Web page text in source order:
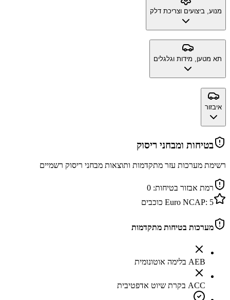
מנוע, ביצועים וצריכת דלק
תא מטען, מידות וגלגלים
איבזור
בטיחות ומבחני ריסוק
רשימת מערכות עזר מתקדמות ותוצאות מבחני ריסוק רשמיים
רמת אבזור בטיחות: 0
Euro NCAP: 5 כוכבים
מערכות בטיחות מתקדמות
AEB בלימה אוטונומית
ACC בקרת שיוט אדפטיבית